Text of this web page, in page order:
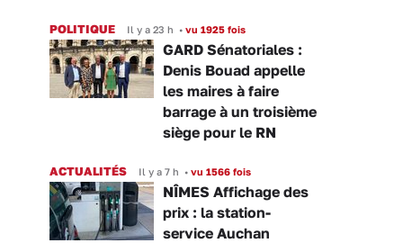
POLITIQUE Il y a 23 h • vu 1925 fois
GARD Sénatoriales :
Denis Bouad appelle
les maires à faire
barrage à un troisième
siège pour le RN
ACTUALITÉS Il y a 7 h • vu 1566 fois
NÎMES Affichage des
prix : la station-
service Auchan